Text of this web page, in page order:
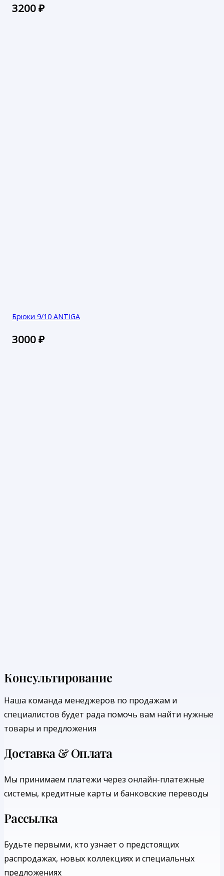
3200₽
Брюки 9/10 ANTIGA
3000₽
Консультирование
Наша команда менеджеров по продажам и
специалистов будет рада помочь вам найти нужные
товары и предложения
Доставка & Оплата
Мы принимаем платежи через онлайн-платежные
системы, кредитные карты и банковские переводы
Рассылка
Будьте первыми, кто узнает о предстоящих
распродажах, новых коллекциях и специальных
предложениях